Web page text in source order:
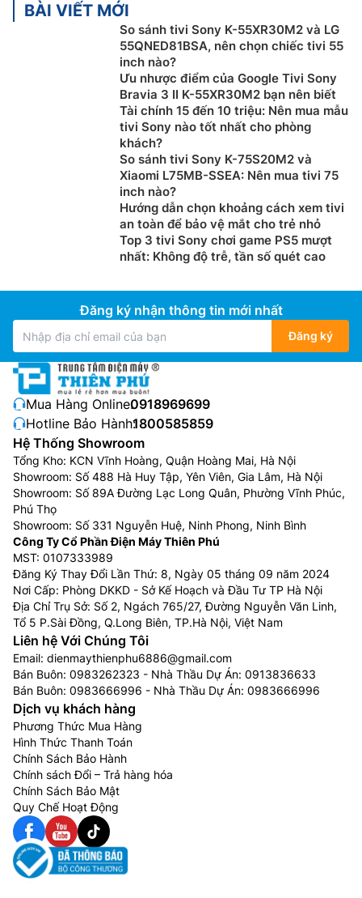
BÀI VIẾT MỚI
So sánh tivi Sony K-55XR30M2 và LG
55QNED81BSA, nên chọn chiếc tivi 55
inch nào?
Ưu nhược điểm của Google Tivi Sony
Bravia 3 II K-55XR30M2 bạn nên biết
Tài chính 15 đến 10 triệu: Nên mua mẫu
tivi Sony nào tốt nhất cho phòng
khách?
So sánh tivi Sony K-75S20M2 và
Xiaomi L75MB-SSEA: Nên mua tivi 75
inch nào?
Hướng dẫn chọn khoảng cách xem tivi
an toàn để bảo vệ mắt cho trẻ nhỏ
Top 3 tivi Sony chơi game PS5 mượt
nhất: Không độ trễ, tần số quét cao
Đăng ký nhận thông tin mới nhất
Đăng ký
Mua Hàng Online:0918969699
Hotline Bảo Hành:1800585859
Hệ Thống Showroom
Tổng Kho: KCN Vĩnh Hoàng, Quận Hoàng Mai, Hà Nội
Showroom: Số 488 Hà Huy Tập, Yên Viên, Gia Lâm, Hà Nội
Showroom: Số 89A Đường Lạc Long Quân, Phường Vĩnh Phúc,
Phú Thọ
Showroom: Số 331 Nguyễn Huệ, Ninh Phong, Ninh Bình
Công Ty Cổ Phần Điện Máy Thiên Phú
MST: 0107333989
Đăng Ký Thay Đổi Lần Thứ: 8, Ngày 05 tháng 09 năm 2024
Nơi Cấp: Phòng DKKD - Sở Kế Hoạch và Đầu Tư TP Hà Nội
Địa Chỉ Trụ Sở: Số 2, Ngách 765/27, Đường Nguyễn Văn Linh,
Tổ 5 P.Sài Đồng, Q.Long Biên, TP.Hà Nội, Việt Nam
Liên hệ Với Chúng Tôi
Email: dienmaythienphu6886@gmail.com
Bán Buôn: 0983262323 - Nhà Thầu Dự Án: 0913836633
Bán Buôn: 0983666996 - Nhà Thầu Dự Án: 0983666996
Dịch vụ khách hàng
Phương Thức Mua Hàng
Hình Thức Thanh Toán
Chính Sách Bảo Hành
Chính sách Đổi – Trả hàng hóa
Chính Sách Bảo Mật
Quy Chế Hoạt Động